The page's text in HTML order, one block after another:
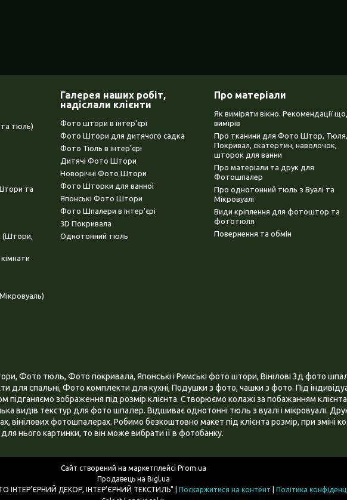
тюль)
та
(Штори,
Галерея наших робіт,
надіслали клієнти
Фото штори в інтер'єрі
Фото Штори для дитячого садка
Фото Тюль в інтер'єрі
Дитячі Фото Штори
Новорічні Фото Штори
Фото Шторки для ванної
Японські Фото Штори
Фото Шпалери в інтер'єрі
3D Покривала
Однотонний тюль
Про матеріали
Як виміряти вікно. Рекомендації
вимірів
Про тканини для Фото Штор, Тюля,
Покривал, скатертин, наволочок,
шторок для ванни
Про матеріали та друк для
Фотошпалер
Про однотонний тюль з Вуалі та
Мікровуалі
Види кріплення для фотоштор та
фототюля
Повернення та обмін
Фото тюль, Фото покривала, Японські і Римські фото штори, Вінілові 3д фото
для спальні, Фото комплекти для кухні, Подушки з фото, чашки з фото. Під
зображення під розмір клієнта. Створюємо колажі за побажанням
видів текстур для фото шпалер. Відшиває однотонні тюль з вуалі і мікровуалі.
вінілових фотошпалерах. Робимо безкоштовно макет під клієнта розмір, при зміні
нього картинки, то він може вибрати її в фотобанку.
Сайт створений на маркетплейсі Prom.ua
Продавець на Bigl.ua
Поскаржитися на контент
Політика